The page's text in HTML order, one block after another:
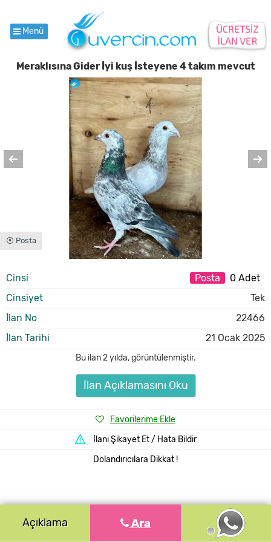
Menü
Meraklısına Gider İyi kuş İsteyene 4 takım mevcut
⦿ Posta
Cinsi Posta
0 Adet
Cinsiyet
Tek
İlan No
22466
İlan Tarihi
21 Ocak 2025
Bu ilan2 yılda,görüntülenmiştir.
İlan Açıklamasını Oku
Favorilerime Ekle
İlanı Şikayet Et / Hata Bildir
Dolandırıcılara Dikkat !
Açıklama Ara